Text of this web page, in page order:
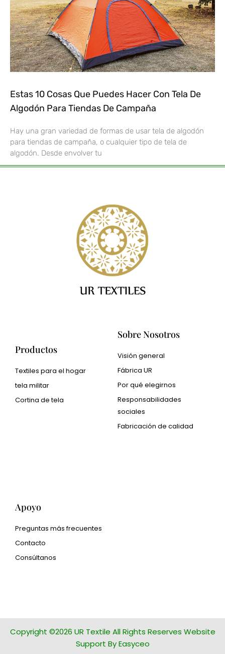
Estas 10 Cosas Que Puedes Hacer Con Tela De
Algodón Para Tiendas De Campaña
Hay una gran variedad de formas de usar tela de algodón
para tiendas de campaña, o cualquier tipo de tela de
algodón. Desde envolver tu
Productos
Textiles para el hogar
tela militar
Cortina de tela
Sobre Nosotros
Visión general
Fábrica UR
Por qué elegirnos
Responsabilidades
sociales
Fabricación de calidad
Apoyo
Preguntas más frecuentes
Contacto
Consúltanos
Copyright ©2026 UR Textile All Rights Reserves Website
Support By Easyceo